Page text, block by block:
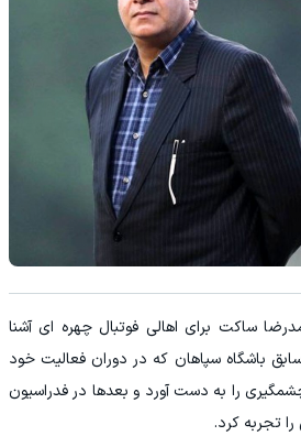
ساکت برای اهالی فوتبال چهره ای آشنا
باشگاه سپاهان که در دوران فعالیت خود
را به دست آورد و بعدها در فدراسیون
تجربه کرد.